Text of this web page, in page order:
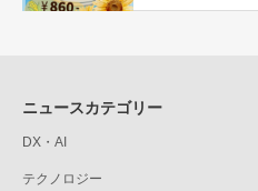
ニュースカテゴリー
DX・AI
テクノロジー